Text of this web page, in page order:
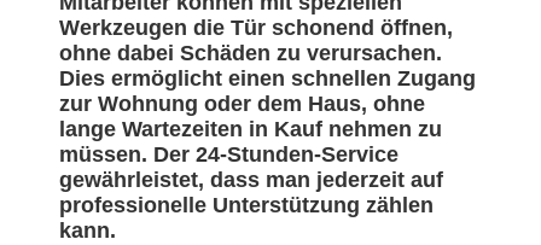
Werkzeugen die Tür schonend öffnen,
ohne dabei Schäden zu verursachen.
Dies ermöglicht einen schnellen Zugang
zur Wohnung oder dem Haus, ohne
lange Wartezeiten in Kauf nehmen zu
müssen. Der 24-Stunden-Service
gewährleistet, dass man jederzeit auf
professionelle Unterstützung zählen
kann.